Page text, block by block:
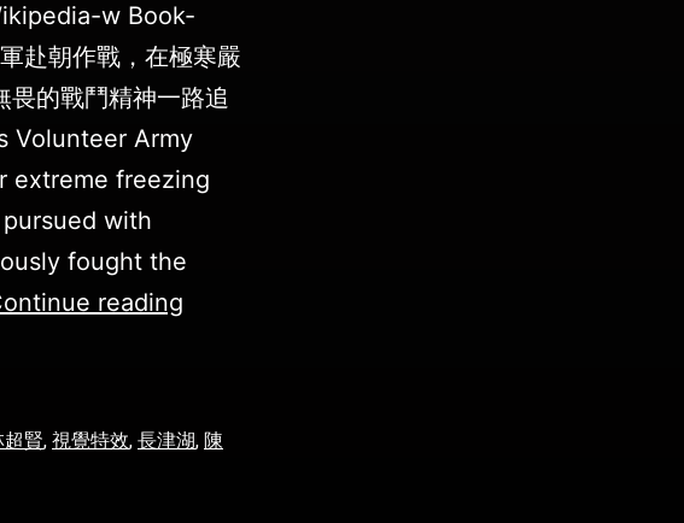
w Book-
赴朝作戰，在極寒嚴
畏的戰鬥精神一路追
Volunteer Army
extreme freezing
with
fought the
reading
超賢, 視覺特效, 長津湖, 陳